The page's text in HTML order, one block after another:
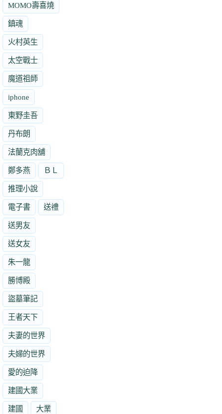
MOMO壽喜燒
鎮魂
火村英生
太空戰士
魔道祖師
iphone
東野圭吾
丹布朗
法蘭克肉舖
鄭多燕 ＢＬ
推理小說
電子書 送禮
送男友
送女友
朱一龍
勝博殿
盜墓筆記
王者天下
夫妻的世界
夫婦的世界
愛的迫降
建國大業
建國 大業